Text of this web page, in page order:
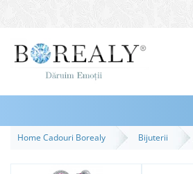
Bijuterii
Inele
Bratari
Home Cadouri Borealy Bijuterii